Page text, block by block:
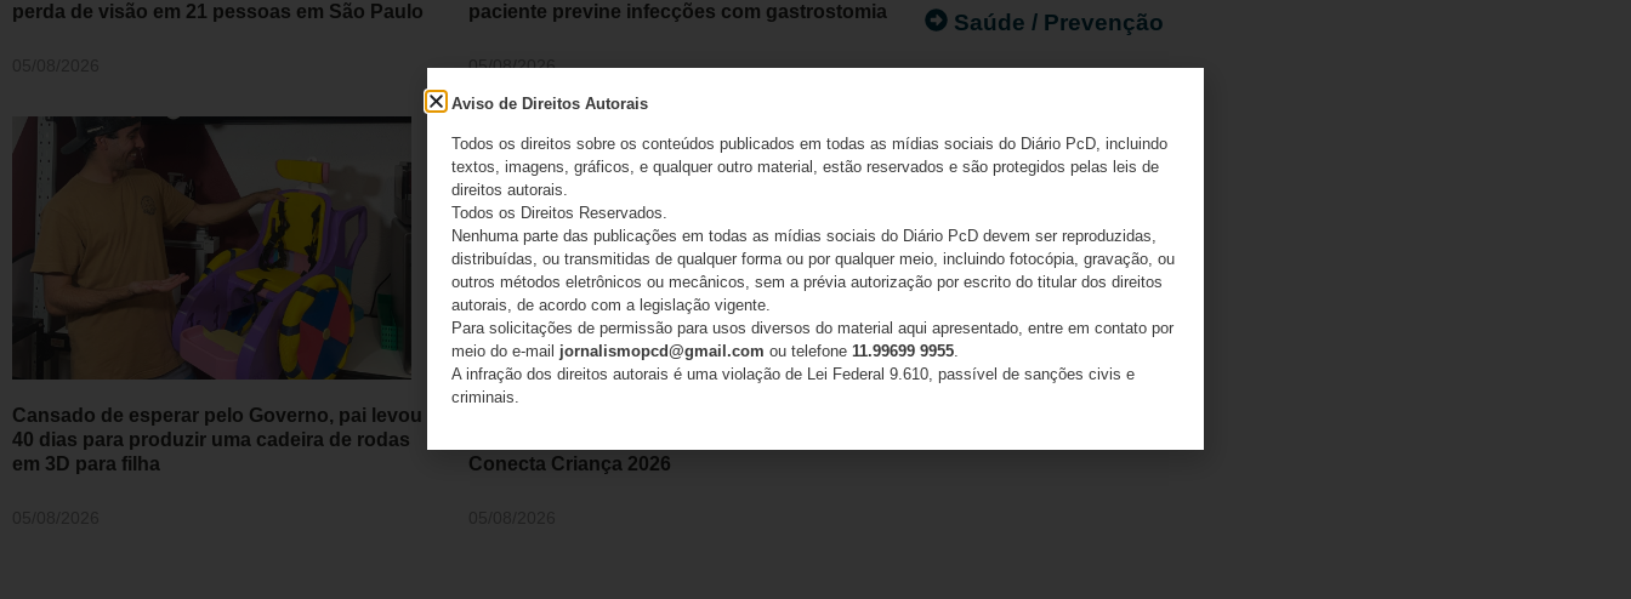
perda de visão em 21 pessoas em São Paulo
paciente previne infecções com gastrostomia
05/08/2026
Cansado de esperar pelo Governo, pai levou
40 dias para produzir uma cadeira de rodas
em 3D para filha
Conecta Criança 2026
Saúde / Prevenção
Aviso de Direitos Autorais
Todos os direitos sobre os conteúdos publicados em todas as mídias sociais do Diário PcD, incluindo
textos, imagens, gráficos, e qualquer outro material, estão reservados e são protegidos pelas leis de
direitos autorais.
Todos os Direitos Reservados.
Nenhuma parte das publicações em todas as mídias sociais do Diário PcD devem ser reproduzidas,
distribuídas, ou transmitidas de qualquer forma ou por qualquer meio, incluindo fotocópia, gravação, ou
outros métodos eletrônicos ou mecânicos, sem a prévia autorização por escrito do titular dos direitos
autorais, de acordo com a legislação vigente.
Para solicitações de permissão para usos diversos do material aqui apresentado, entre em contato por
meio do e-mail jornalismopcd@gmail.com ou telefone 11.99699 9955.
A infração dos direitos autorais é uma violação de Lei Federal 9.610, passível de sanções civis e
criminais.